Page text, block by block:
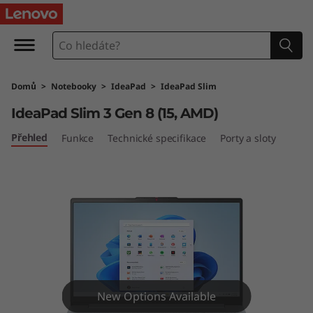
I
e
a
P
Domů > Notebooky > IdeaPad > IdeaPad Slim
IdeaPad Slim 3 Gen 8 (15, AMD)
Přehled Funkce Technické specifikace Porty a sloty
New Options Available